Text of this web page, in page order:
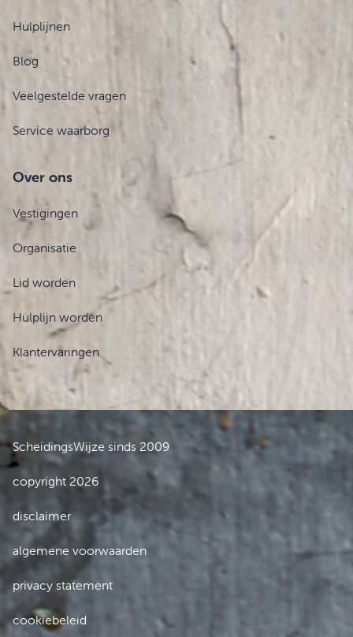
Hulplijnen
Blog
Veelgestelde vragen
Service waarborg
Over ons
Vestigingen
Organisatie
Lid worden
Hulplijn worden
Klantervaringen
ScheidingsWijze sinds 2009
copyright 2026
disclaimer
algemene voorwaarden
privacy statement
cookiebeleid